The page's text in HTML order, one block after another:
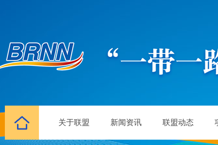
关于联盟 新闻资讯 联盟动态